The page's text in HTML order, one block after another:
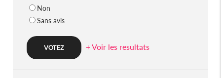
Non
Sans avis
+ Voir les resultats